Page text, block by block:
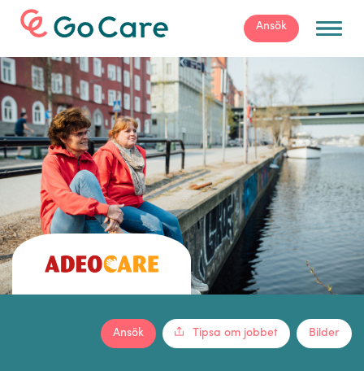
För arbetsgivare Ansök
Bilder
Tipsa om jobbet
Ansök